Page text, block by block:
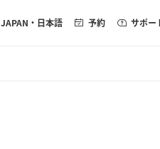
JAPAN ・日本語 予約 サポー